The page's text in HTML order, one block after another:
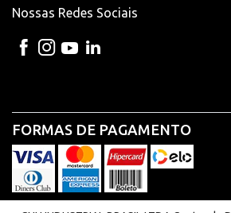
Nossas Redes Sociais
FORMAS DE PAGAMENTO